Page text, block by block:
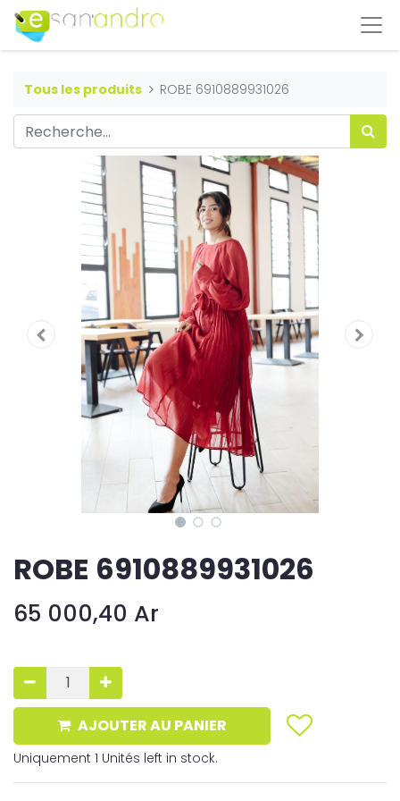
Tous les produits ROBE 6910889931026
ROBE 6910889931026
65 000,40 Ar
AJOUTER AU PANIER
Uniquement 1 Unités left in stock.